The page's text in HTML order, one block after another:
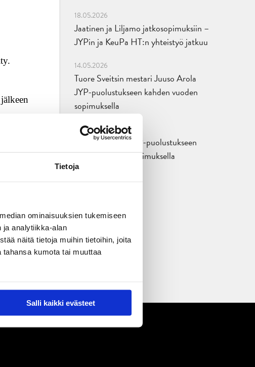
Tietoja
ominaisuuksien tukemiseen
ja analytiikka-alan
näitä tietoja muihin tietoihin, joita
kumota tai muuttaa
Salli kaikki evästeet
18.05.2026
Jaatinen ja Liljamo jatkosopimuksiin –
JYPin ja KeuPa HT:n yhteistyö jatkuu
14.05.2026
Tuore Sveitsin mestari Juuso Arola
JYP-puolustukseen kahden vuoden
sopimuksella
12.05.2026
Veeti Väisänen JYP-puolustukseen
kahden vuoden sopimuksella